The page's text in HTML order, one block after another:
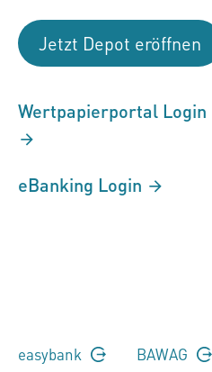
Jetzt Depot eröffnen
Wertpapierportal Login
eBanking Login
easybank BAWAG